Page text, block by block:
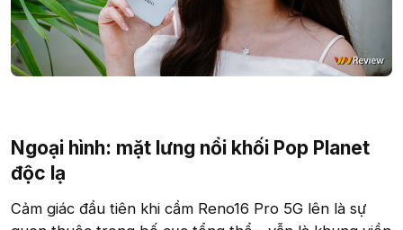
Ngoại hình: mặt lưng nổi khối Pop Planet
độc lạ​
Cảm giác đầu tiên khi cầm Reno16 Pro 5G lên là sự